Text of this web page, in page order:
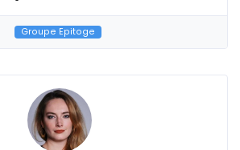
Groupe Epitoge